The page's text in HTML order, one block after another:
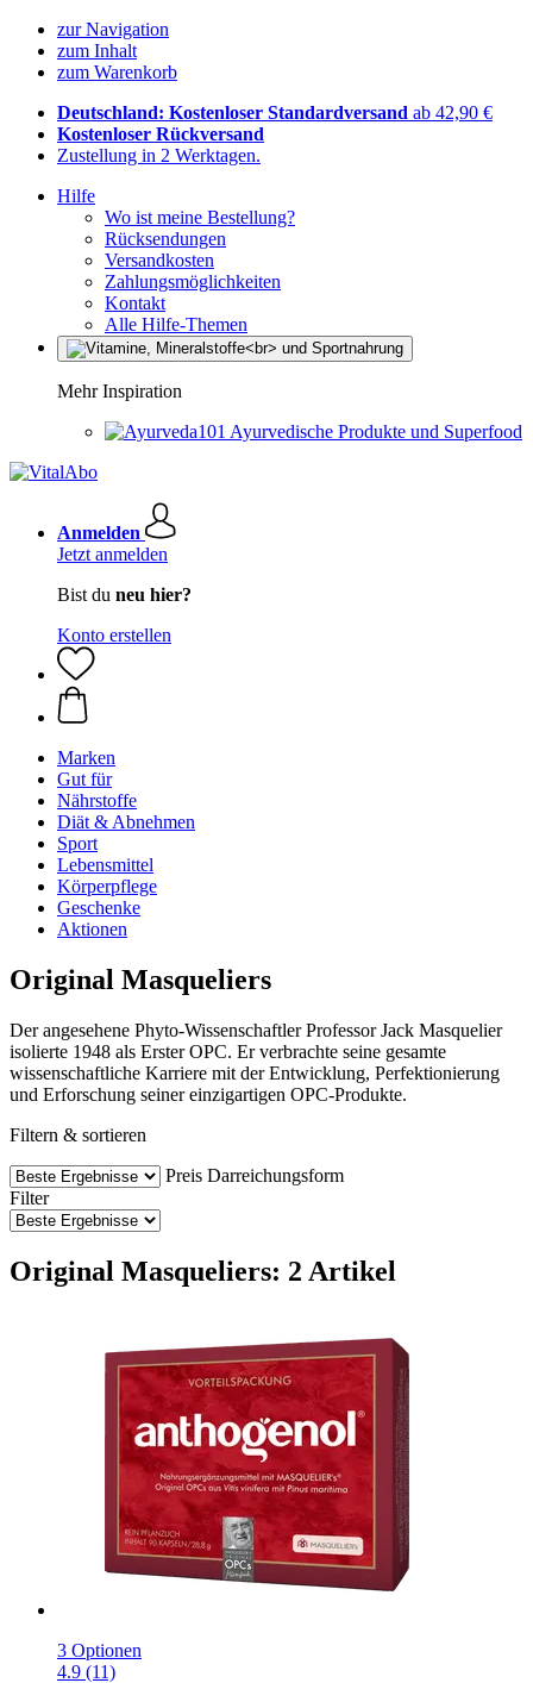
zur Navigation
zum Inhalt
zum Warenkorb
Deutschland: Kostenloser Standardversand ab 42,90 €
Kostenloser Rückversand
Zustellung in 2 Werktagen.
Hilfe
Wo ist meine Bestellung?
Rücksendungen
Versandkosten
Zahlungsmöglichkeiten
Kontakt
Alle Hilfe-Themen
Mehr Inspiration
Ayurvedische Produkte und Superfood
Anmelden
Jetzt anmelden
Bist du neu hier?
Konto erstellen
Marken
Gut für
Nährstoffe
Diät & Abnehmen
Sport
Lebensmittel
Körperpflege
Geschenke
Aktionen
Original Masqueliers
Der angesehene Phyto-Wissenschaftler Professor Jack Masquelier
isolierte 1948 als Erster OPC. Er verbrachte seine gesamte
wissenschaftliche Karriere mit der Entwicklung, Perfektionierung
und Erforschung seiner einzigartigen OPC-Produkte.
Filtern & sortieren
Preis Darreichungsform
Filter
Original Masqueliers: 2 Artikel
3 Optionen
4.9 (11)